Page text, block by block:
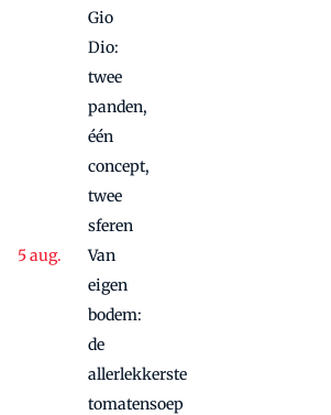
Gio
Dio:
twee
panden,
één
concept,
twee
sferen
Van
eigen
bodem:
de
allerlekkerste
tomatensoep